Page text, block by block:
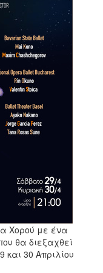
Χορού με ένα
θα διεξαχθεί
και 30 Απριλίου